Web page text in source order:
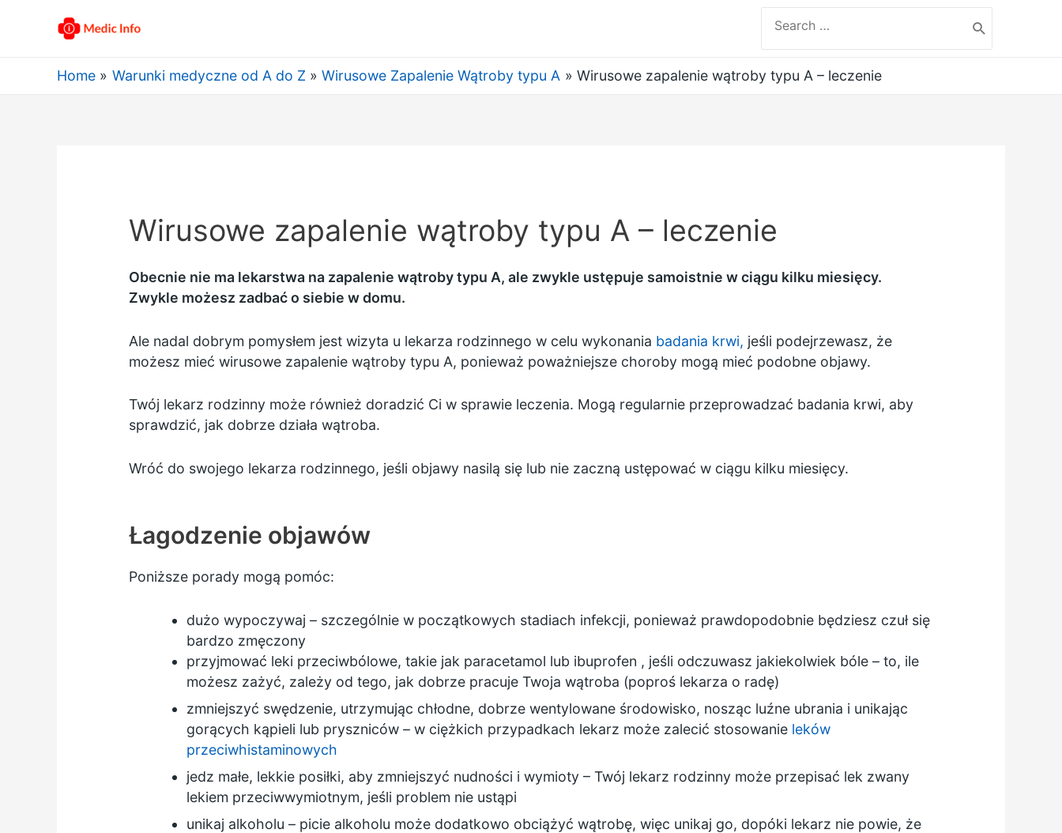
for:
Home Warunki medyczne od A do Z Wirusowe Zapalenie Wątroby typu A Wirusowe zapalenie wątroby typu A – leczenie
Wirusowe zapalenie wątroby typu A – leczenie
Obecnie nie ma lekarstwa na zapalenie wątroby typu A, ale zwykle ustępuje samoistnie w ciągu kilku miesięcy.
Zwykle możesz zadbać o siebie w domu.
Ale nadal dobrym pomysłem jest wizyta u lekarza rodzinnego w celu wykonania badania krwi, jeśli podejrzewasz, że
możesz mieć wirusowe zapalenie wątroby typu A, ponieważ poważniejsze choroby mogą mieć podobne objawy.
Twój lekarz rodzinny może również doradzić Ci w sprawie leczenia. Mogą regularnie przeprowadzać badania krwi, aby
sprawdzić, jak dobrze działa wątroba.
Wróć do swojego lekarza rodzinnego, jeśli objawy nasilą się lub nie zaczną ustępować w ciągu kilku miesięcy.
Łagodzenie objawów
Poniższe porady mogą pomóc:
dużo wypoczywaj – szczególnie w początkowych stadiach infekcji, ponieważ prawdopodobnie będziesz czuł się
bardzo zmęczony
przyjmować leki przeciwbólowe, takie jak paracetamol lub ibuprofen , jeśli odczuwasz jakiekolwiek bóle – to, ile
możesz zażyć, zależy od tego, jak dobrze pracuje Twoja wątroba (poproś lekarza o radę)
zmniejszyć swędzenie, utrzymując chłodne, dobrze wentylowane środowisko, nosząc luźne ubrania i unikając
gorących kąpieli lub pryszniców – w ciężkich przypadkach lekarz może zalecić stosowanie leków
przeciwhistaminowych
jedz małe, lekkie posiłki, aby zmniejszyć nudności i wymioty – Twój lekarz rodzinny może przepisać lek zwany
lekiem przeciwwymiotnym, jeśli problem nie ustąpi
unikaj alkoholu – picie alkoholu może dodatkowo obciążyć wątrobę, więc unikaj go, dopóki lekarz nie powie, że